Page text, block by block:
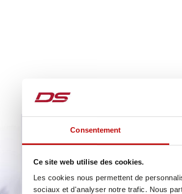
Consentement
Ce site web utilise des cookies.
Les cookies nous permettent de
sociaux et d'analyser notre trafic. Nous